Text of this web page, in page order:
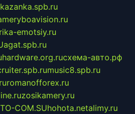
kazanka.spb.ru
emotsiy.ru
agat.spb.ru
hardware.org.ruсхема-авто.рф
music8.spb.ru
romanofforex.ru
zosikamery.ru
COM.SUhohota.netalimy.ru